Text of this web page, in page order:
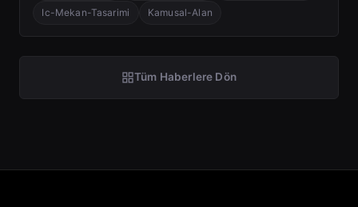
Ic-Mekan-Tasarimi
Kamusal-Alan
Tüm Haberlere Dön